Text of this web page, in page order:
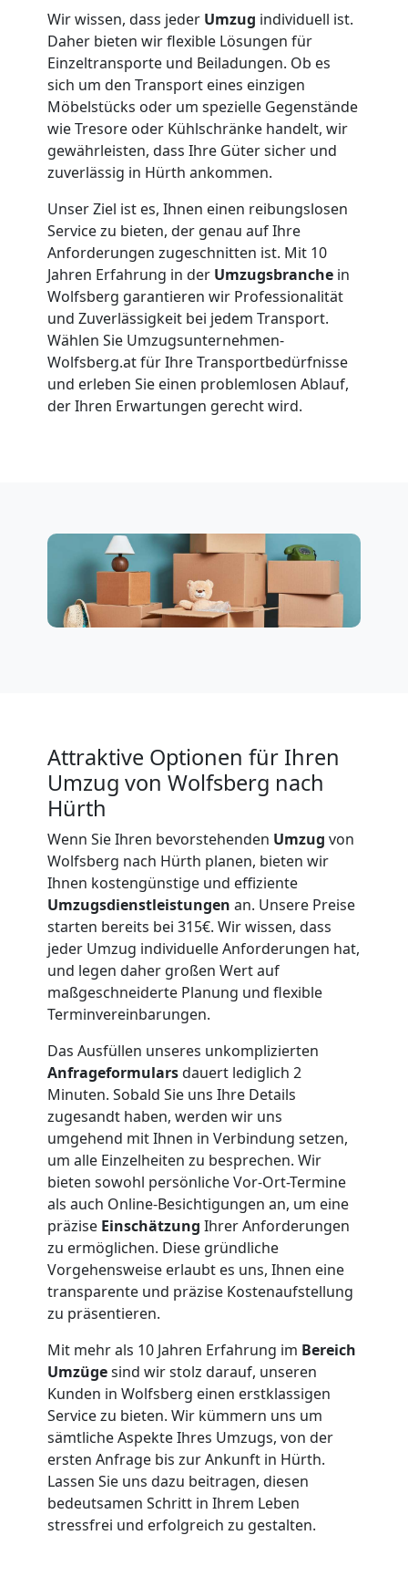
Wir wissen, dass jeder Umzug individuell ist.
Daher bieten wir flexible Lösungen für
Einzeltransporte und Beiladungen. Ob es
sich um den Transport eines einzigen
Möbelstücks oder um spezielle Gegenstände
wie Tresore oder Kühlschränke handelt, wir
gewährleisten, dass Ihre Güter sicher und
zuverlässig in Hürth ankommen.
Unser Ziel ist es, Ihnen einen reibungslosen
Service zu bieten, der genau auf Ihre
Anforderungen zugeschnitten ist. Mit 10
Jahren Erfahrung in der Umzugsbranche in
Wolfsberg garantieren wir Professionalität
und Zuverlässigkeit bei jedem Transport.
Wählen Sie Umzugsunternehmen-
Wolfsberg.at für Ihre Transportbedürfnisse
und erleben Sie einen problemlosen Ablauf,
der Ihren Erwartungen gerecht wird.
Attraktive Optionen für Ihren
Umzug von Wolfsberg nach
Hürth
Wenn Sie Ihren bevorstehenden Umzug von
Wolfsberg nach Hürth planen, bieten wir
Ihnen kostengünstige und effiziente
Umzugsdienstleistungen an. Unsere Preise
starten bereits bei 315€. Wir wissen, dass
jeder Umzug individuelle Anforderungen hat,
und legen daher großen Wert auf
maßgeschneiderte Planung und flexible
Terminvereinbarungen.
Das Ausfüllen unseres unkomplizierten
Anfrageformularsdauert lediglich 2
Minuten. Sobald Sie uns Ihre Details
zugesandt haben, werden wir uns
umgehend mit Ihnen in Verbindung setzen,
um alle Einzelheiten zu besprechen. Wir
bieten sowohl persönliche Vor-Ort-Termine
als auch Online-Besichtigungen an, um eine
präzise Einschätzung Ihrer Anforderungen
zu ermöglichen. Diese gründliche
Vorgehensweise erlaubt es uns, Ihnen eine
transparente und präzise Kostenaufstellung
zu präsentieren.
Mit mehr als 10 Jahren Erfahrung im Bereich
Umzügesind wir stolz darauf, unseren
Kunden in Wolfsberg einen erstklassigen
Service zu bieten. Wir kümmern uns um
sämtliche Aspekte Ihres Umzugs, von der
ersten Anfrage bis zur Ankunft in Hürth.
Lassen Sie uns dazu beitragen, diesen
bedeutsamen Schritt in Ihrem Leben
stressfrei und erfolgreich zu gestalten.
Full-
Service-
Umzug
Wolfsberg
Qualitäts-
Umzüge
Wolfsberg
Vereinsumzug
Anfrage
Möbeltransport
National
International
Beiladung
National
Beiladung
International
Internationaler
Umzug
Nationaler
Umzug